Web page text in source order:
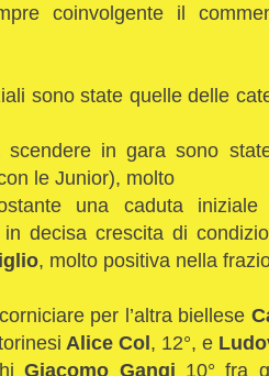
coinvolgente il
sono state quelle delle
scendere in gara sono
le Junior), molto
una caduta
in decisa crescita di
, molto positiva nella
per l’altra biellese
Alice Col, 12°, e
Giacomo Gangi 10° fra